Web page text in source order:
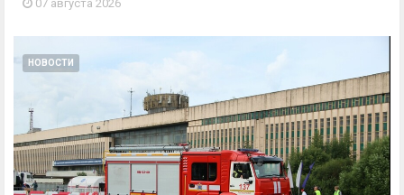
07 августа 2026
НОВОСТИ